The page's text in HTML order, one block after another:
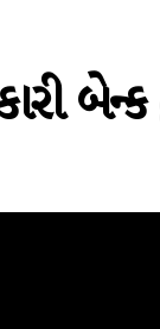
બેન્ક